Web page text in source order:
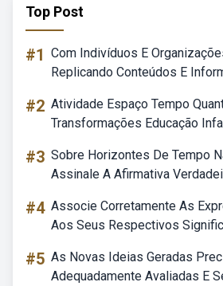
Top Post
#1 Com Indivíduos E
Replicando Conteúdos E
#2 Atividade Espaço Tempo
Transformações Educação
#3 Sobre Horizontes De Tempo
Assinale A Afirmativa
#4 Associe Corretamente As
Aos Seus Respectivos
#5 As Novas Ideias Geradas
Adequadamente Avaliadas E